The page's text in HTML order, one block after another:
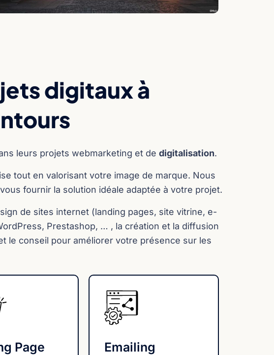
digitaux à
leurs projets webmarketing et de digitalisation.
tout en valorisant votre image de marque. Nous
fournir la solution idéale adaptée à votre projet.
de sites internet (landing pages, site vitrine, e-
Prestashop, … , la création et la diffusion
le conseil pour améliorer votre présence sur les
Page Emailing